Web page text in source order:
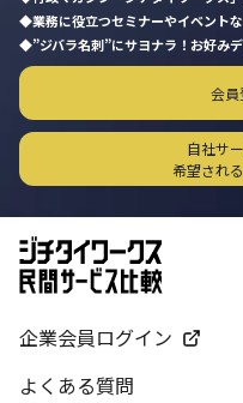
業務に役立つセミナーやイベント
”ジバラ名刺”にサヨナラ！お好み
会員
自社サ
希望され
企業会員ログイン
よくある質問